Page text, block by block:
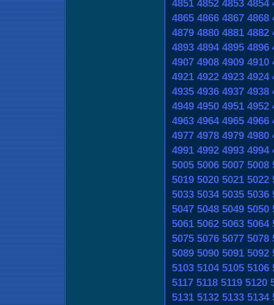
4851 4852 4853 4854
4865 4866 4867 4868
4879 4880 4881 4882
4893 4894 4895 4896
4907 4908 4909 4910
4921 4922 4923 4924
4935 4936 4937 4938
4949 4950 4951 4952
4963 4964 4965 4966
4977 4978 4979 4980
4991 4992 4993 4994
5005 5006 5007 5008
5019 5020 5021 5022
5033 5034 5035 5036
5047 5048 5049 5050
5061 5062 5063 5064
5075 5076 5077 5078
5089 5090 5091 5092
5103 5104 5105 5106
5117 5118 5119 5120
5131 5132 5133 5134